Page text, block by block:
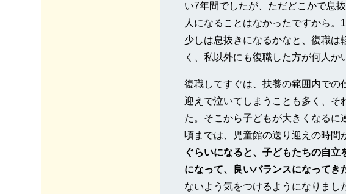
い7年間でしたが、ただどこかで息
人になることはなかったですから
少しは息抜きになるかなと、復職
く、私以外にも復職した方が何人か
復職してすぐは、扶養の範囲内での
迎えで泣いてしまうことも多く、そ
た。そこから子どもが大きくなる
頃までは、児童館の送り迎えの時間
ぐらいになると、子どもたちの自
になって、良いバランスになってき
ないよう気をつけるようになりまし